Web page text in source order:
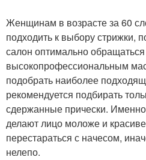
Женщинам в возрасте за 60
подходить к выбору стрижки,
салон оптимально
высокопрофессиональным
подобрать наиболее
рекомендуется подбирать
сдержанные прически.
делают лицо моложе и
перестараться с начесом,
нелепо.